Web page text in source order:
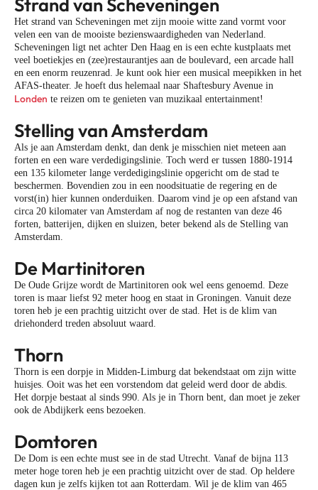
Strand van Scheveningen
Het strand van Scheveningen met zijn mooie witte zand vormt voor
velen een van de mooiste bezienswaardigheden van Nederland.
Scheveningen ligt net achter Den Haag en is een echte kustplaats met
veel boetiekjes en (zee)restaurantjes aan de boulevard, een arcade hall
en een enorm reuzenrad. Je kunt ook hier een musical meepikken in het
AFAS-theater. Je hoeft dus helemaal naar Shaftesbury Avenue in
Londen te reizen om te genieten van muzikaal entertainment!
Stelling van Amsterdam
Als je aan Amsterdam denkt, dan denk je misschien niet meteen aan
forten en een ware verdedigingslinie. Toch werd er tussen 1880-1914
een 135 kilometer lange verdedigingslinie opgericht om de stad te
beschermen. Bovendien zou in een noodsituatie de regering en de
vorst(in) hier kunnen onderduiken. Daarom vind je op een afstand van
circa 20 kilomater van Amsterdam af nog de restanten van deze 46
forten, batterijen, dijken en sluizen, beter bekend als de Stelling van
Amsterdam.
De Martinitoren
De Oude Grijze wordt de Martinitoren ook wel eens genoemd. Deze
toren is maar liefst 92 meter hoog en staat in Groningen. Vanuit deze
toren heb je een prachtig uitzicht over de stad. Het is de klim van
driehonderd treden absoluut waard.
Thorn
Thorn is een dorpje in Midden-Limburg dat bekendstaat om zijn witte
huisjes. Ooit was het een vorstendom dat geleid werd door de abdis.
Het dorpje bestaat al sinds 990. Als je in Thorn bent, dan moet je zeker
ook de Abdijkerk eens bezoeken.
Domtoren
De Dom is een echte must see in de stad Utrecht. Vanaf de bijna 113
meter hoge toren heb je een prachtig uitzicht over de stad. Op heldere
dagen kun je zelfs kijken tot aan Rotterdam. Wil je de klim van 465